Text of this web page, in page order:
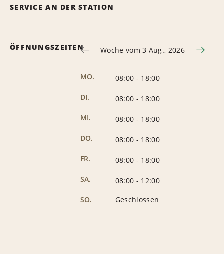
SERVICE AN DER STATION
ÖFFNUNGSZEITEN Woche vom 3 Aug., 2026
MO. 08:00 - 18:00
DI.
08:00 - 18:00
MI.
08:00 - 18:00
DO.
08:00 - 18:00
FR.
08:00 - 18:00
SA.
08:00 - 12:00
SO.
Geschlossen